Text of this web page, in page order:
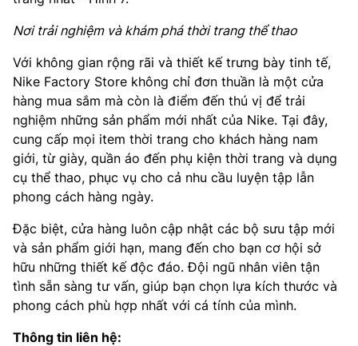
Nơi trải nghiệm và khám phá thời trang thể thao
Với không gian rộng rãi và thiết kế trưng bày tinh tế,
Nike Factory Store không chỉ đơn thuần là một cửa
hàng mua sắm mà còn là điểm đến thú vị để trải
nghiệm những sản phẩm mới nhất của Nike. Tại đây,
cung cấp mọi item thời trang cho khách hàng nam
giới, từ giày, quần áo đến phụ kiện thời trang và dụng
cụ thể thao, phục vụ cho cả nhu cầu luyện tập lẫn
phong cách hàng ngày.
Đặc biệt, cửa hàng luôn cập nhật các bộ sưu tập mới
và sản phẩm giới hạn, mang đến cho bạn cơ hội sở
hữu những thiết kế độc đáo. Đội ngũ nhân viên tận
tình sẵn sàng tư vấn, giúp bạn chọn lựa kích thước và
phong cách phù hợp nhất với cá tính của mình.
Thông tin liên hệ: